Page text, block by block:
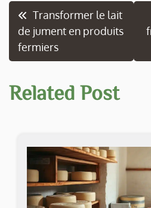
Navigation
de
l’article
Transformer le lait
de jument en produits
fermiers
Related Post